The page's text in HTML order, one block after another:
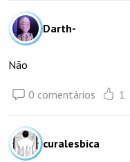
Darth-
Não
0 comentários 1
curalesbica